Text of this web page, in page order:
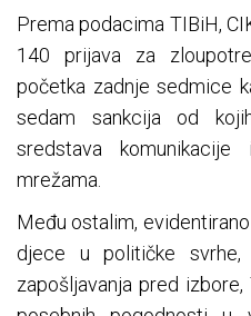
Prema podacima TIBiH,
140 prijava za
početka zadnje sedmice
sedam sankcija od
sredstava
mrežama.
Među ostalim,
djece u političke svrhe,
zapošljavanja pred